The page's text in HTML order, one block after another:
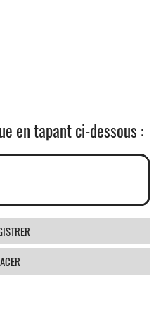
en tapant ci-dessous :